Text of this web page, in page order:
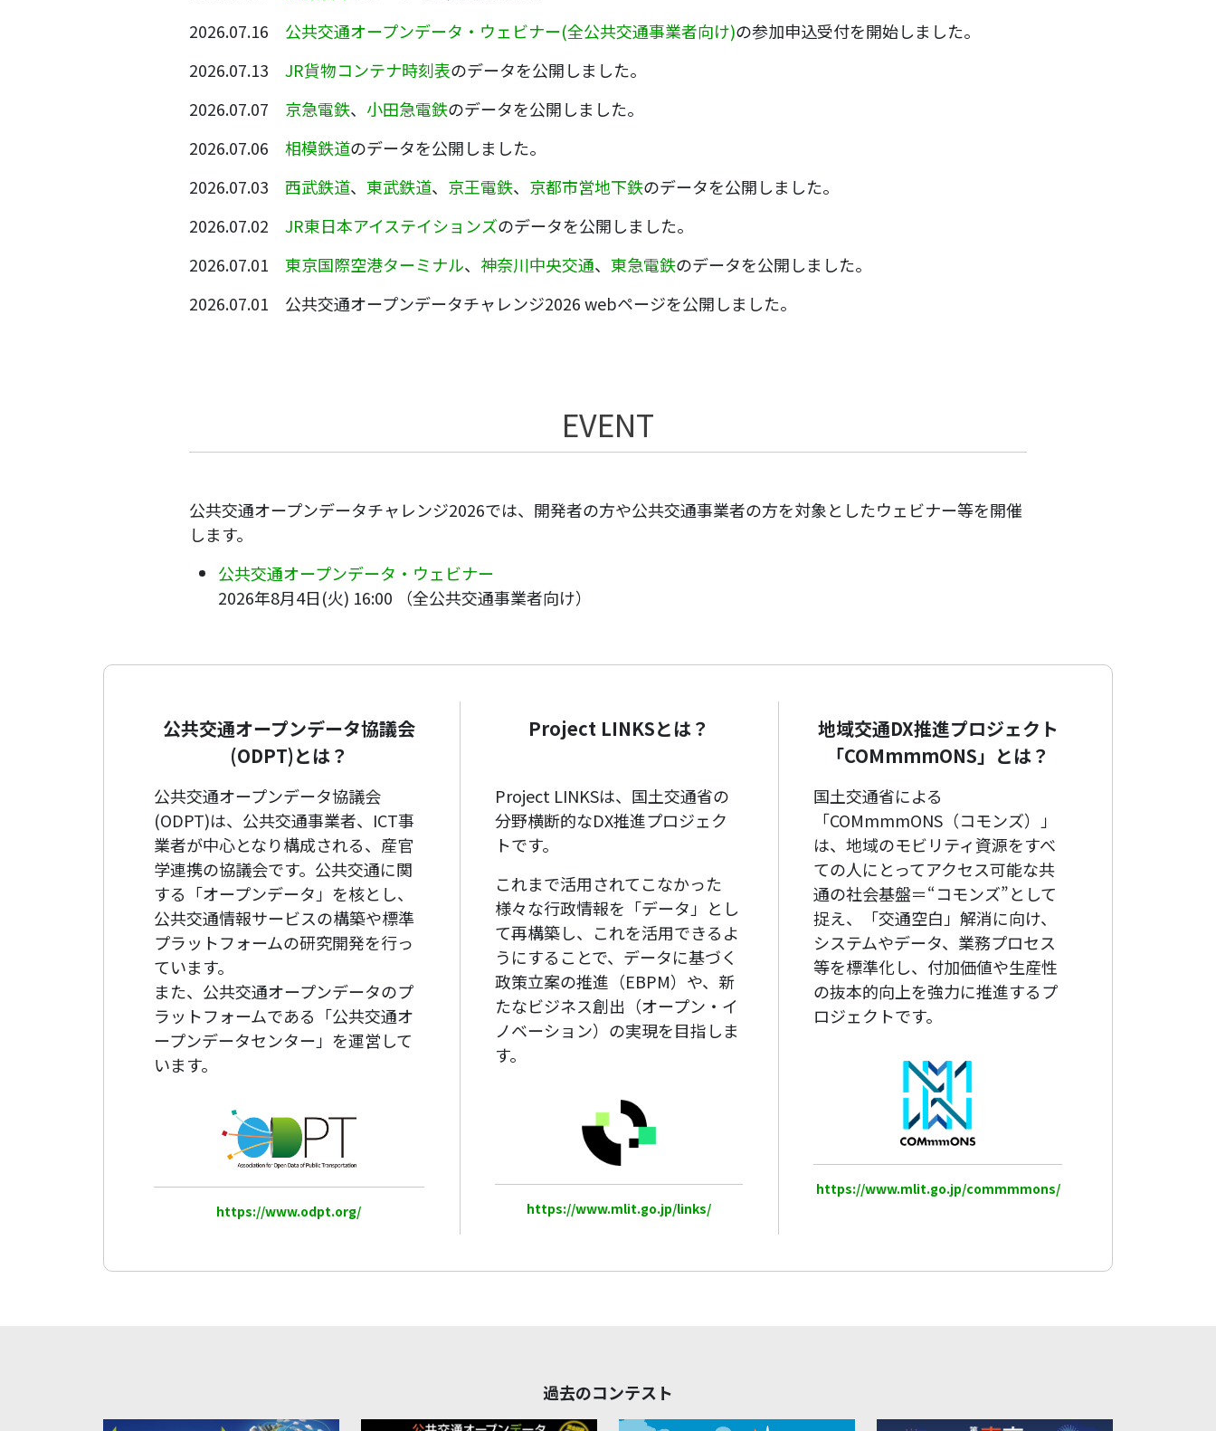
2026.07.16 公共交通オープンデータ・ウェビナー(全公共交通事業者向け)の参加申込受付を開始しました。
2026.07.13 JR貨物コンテナ時刻表のデータを公開しました。
2026.07.07 京急電鉄、 小田急電鉄のデータを公開しました。
2026.07.06 相模鉄道のデータを公開しました。
2026.07.03 西武鉄道、 東武鉄道、 京王電鉄、 京都市営地下鉄のデータを公開しました。
2026.07.02 JR東日本アイステイションズのデータを公開しました。
2026.07.01 東京国際空港ターミナル、 神奈川中央交通、 東急電鉄のデータを公開しました。
2026.07.01 公共交通オープンデータチャレンジ2026 webページを公開しました。
EVENT
公共交通オープンデータチャレンジ2026では、開発者の方や公共交通事業者の方を対象としたウェビナー等を開催
します。
公共交通オープンデータ・ウェビナー
2026年8月4日(火) 16:00 （全公共交通事業者向け）
公共交通オープンデータ協議会
(ODPT)とは？
公共交通オープンデータ協議会
(ODPT)は、公共交通事業者、ICT事
業者が中心となり構成される、産官
学連携の協議会です。公共交通に関
する「オープンデータ」を核とし、
公共交通情報サービスの構築や標準
プラットフォームの研究開発を行っ
ています。
また、公共交通オープンデータのプ
ラットフォームである「公共交通オ
ープンデータセンター」を運営して
います。
https://www.odpt.org/
Project LINKSとは？
Project LINKSは、国土交通省の
分野横断的なDX推進プロジェク
トです。
これまで活用されてこなかった
様々な行政情報を「データ」とし
て再構築し、これを活用できるよ
うにすることで、データに基づく
政策立案の推進（EBPM）や、新
たなビジネス創出（オープン・イ
ノベーション）の実現を目指しま
す。
https://www.mlit.go.jp/links/
地域交通DX推進プロジェクト
「COMmmmONS」とは？
国土交通省による
「COMmmmONS（コモンズ）」
は、地域のモビリティ資源をすべ
ての人にとってアクセス可能な共
通の社会基盤＝“コモンズ”として
捉え、「交通空白」解消に向け、
システムやデータ、業務プロセス
等を標準化し、付加価値や生産性
の抜本的向上を強力に推進するプ
ロジェクトです。
https://www.mlit.go.jp/commmmons/
過去のコンテスト